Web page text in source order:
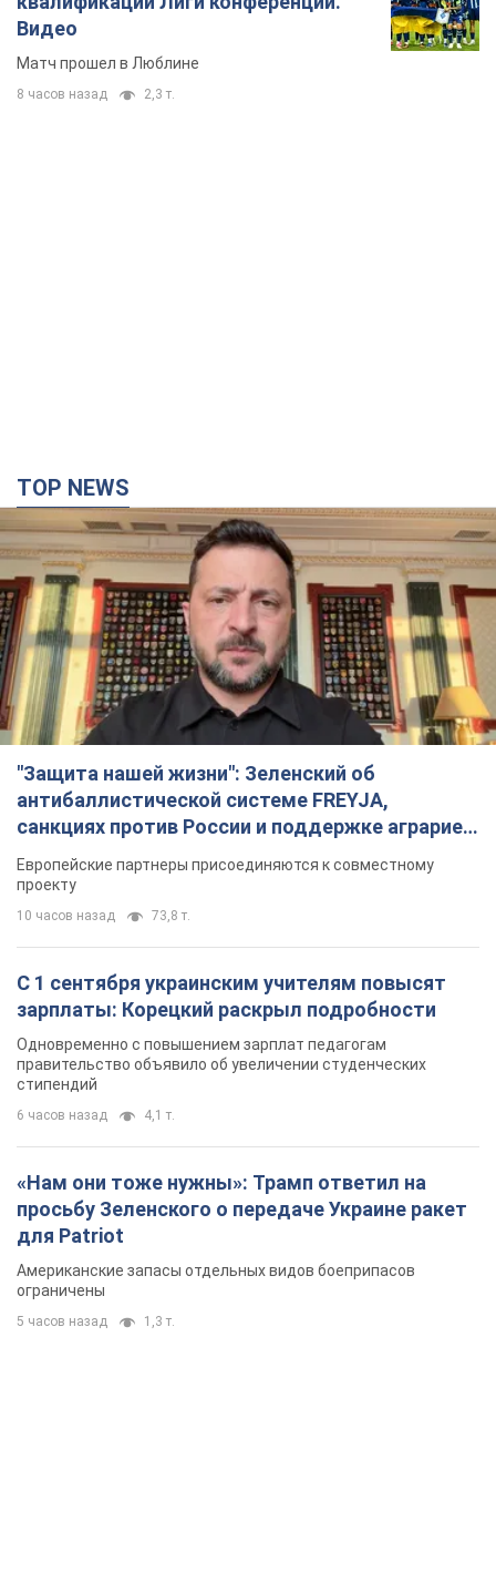
Видео
Матч прошел в Люблине
8 часов назад 2,3 т.
TOP NEWS
"Защита нашей жизни": Зеленский об
антибаллистической системе FREYJA,
санкциях против России и поддержке аграриев.
Видео
Европейские партнеры присоединяются к совместному
проекту
10 часов назад 73,8 т.
С 1 сентября украинским учителям повысят
зарплаты: Корецкий раскрыл подробности
Одновременно с повышением зарплат педагогам
правительство объявило об увеличении студенческих
стипендий
6 часов назад 4,1 т.
«Нам они тоже нужны»: Трамп ответил на
просьбу Зеленского о передаче Украине ракет
для Patriot
Американские запасы отдельных видов боеприпасов
ограничены
5 часов назад 1,3 т.